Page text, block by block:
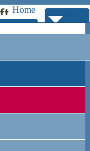
Home
Zur
Navigation